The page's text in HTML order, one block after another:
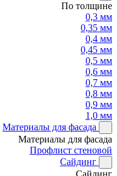
По толщине
0,3 мм
0,35 мм
0,4 мм
0,45 мм
0,5 мм
0,6 мм
0,7 мм
0,8 мм
0,9 мм
1,0 мм
Материалы для фасада
Материалы для фасада
Профлист стеновой
Сайдинг
Сайдинг